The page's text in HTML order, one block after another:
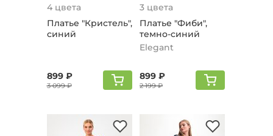
4 цвета
Платье "Кристель",
синий
899 ₽
3 099 ₽
3 цвета
Платье "Фиби",
темно-синий
Elegant
899 ₽
2 199 ₽